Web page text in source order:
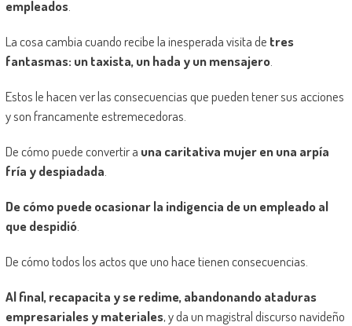
empleados.
La cosa cambia cuando recibe la inesperada visita de tres
fantasmas: un taxista, un hada y un mensajero.
Estos le hacen ver las consecuencias que pueden tener sus acciones
y son francamente estremecedoras.
De cómo puede convertir a una caritativa mujer en una arpía
fría y despiadada.
De cómo puede ocasionar la indigencia de un empleado al
que despidió.
De cómo todos los actos que uno hace tienen consecuencias.
Al final, recapacita y se redime, abandonando ataduras
empresariales y materiales, y da un magistral discurso navideño